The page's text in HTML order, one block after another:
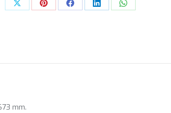
Share Share Share Share Share
mm.